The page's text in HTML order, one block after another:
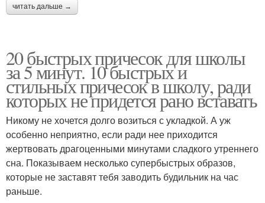
читать дальше →
20 быстрых причесок для школы
за 5 минут. 10 быстрых и
стильных причесок в школу, ради
которых не придется рано вставать
Никому не хочется долго возиться с укладкой. А уж
особенно неприятно, если ради нее приходится
жертвовать драгоценными минутами сладкого утреннего
сна. Показываем несколько супербыстрых образов,
которые не заставят тебя заводить будильник на час
раньше.